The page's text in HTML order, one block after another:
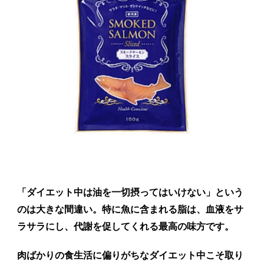
「ダイエット中は油を一切摂ってはいけない」という
のは大きな間違い。特に魚に含まれる脂は、血液をサ
ラサラにし、代謝を促してくれる最高の味方です。
肉ばかりの食生活に偏りがちなダイエット中こそ取り